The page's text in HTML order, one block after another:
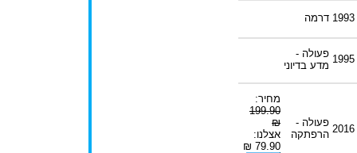
1993 דרמה
1995 פעולה -
מדע בדיוני
2016
פעולה -
הרפתקה
מחיר:
199.90
₪
אצלנו:
79.90 ₪